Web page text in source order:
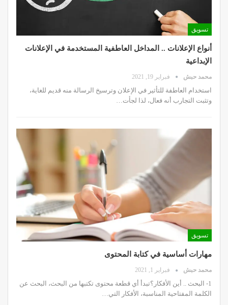
تسويق
أنواع الإعلانات .. المداخل العاطفية المستخدمة في الإعلانات
الإبداعية
محمد حبش فبراير 19, 2021
استخدام العاطفة للتأثير في الإعلان وترسيخ الرسالة منه قديم للغاية،
وتثبت التجارب أنه فعال، لذا لجأت…
تسويق
مهارات أساسية في كتابة المحتوى
محمد حبش فبراير 1, 2021
1- البحث .. أين الأفكار؟تبدأ أي قطعة محتوى تكتبها من البحث، البحث عن
الكلمة المفتاحية المناسبة، الأفكار التي…